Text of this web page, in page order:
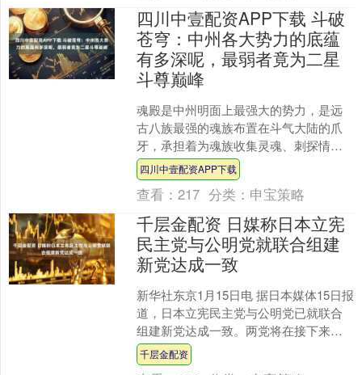
四川中壹配资APP下载 斗破
苍穹：中州各大势力的底蕴
有多深呢，最弱者竟为二星
斗尊巅峰
魂殿是中州明面上最强大的势力，是远
古八族最强的魂族布置在斗气大陆的爪
牙，承担着为魂族收集灵魂、刺探情
报、搅乱局势等任务，魂殿底蕴深不可
测，斗宗强者在魂殿仅是底层....
四川中壹配资APP下载
查看：217 分类： 申宝策略
千层金配资 日媒称日本立宪
民主党与公明党就联合组建
新党达成一致
新华社东京1月15日电 据日本媒体15日报
道，日本立宪民主党与公明党已就联合
组建新党达成一致。两党将在接下来的
众议院选举中联合对抗高市阵营。
（完）....
千层金配资